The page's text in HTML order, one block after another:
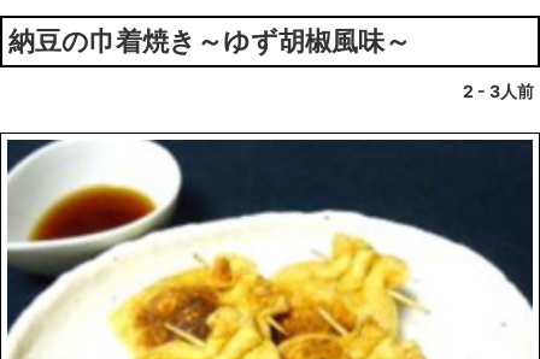
納豆の巾着焼き～ゆず胡椒風味～
2 - 3人前